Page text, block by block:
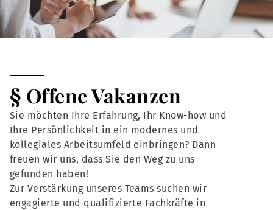
§ Offene Vakanzen
Sie möchten Ihre Erfahrung, Ihr Know-how und
Ihre Persönlichkeit in ein modernes und
kollegiales Arbeitsumfeld einbringen? Dann
freuen wir uns, dass Sie den Weg zu uns
gefunden haben!
Zur Verstärkung unseres Teams suchen wir
engagierte und qualifizierte Fachkräfte in